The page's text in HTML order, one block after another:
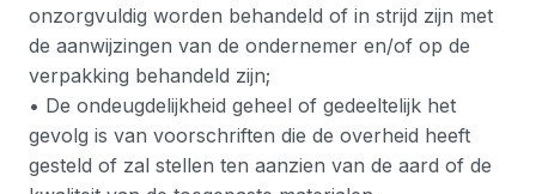
onzorgvuldig worden behandeld of in strijd zijn met
de aanwijzingen van de ondernemer en/of op de
verpakking behandeld zijn;
• De ondeugdelijkheid geheel of gedeeltelijk het
gevolg is van voorschriften die de overheid heeft
gesteld of zal stellen ten aanzien van de aard of de